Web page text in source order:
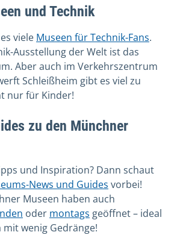
und Technik
viele Museen für Technik-Fans.
Ausstellung der Welt ist das
Aber auch im Verkehrszentrum
Schleißheim gibt es viel zu
nur für Kinder!
zu den Münchner
und Inspiration? Dann schaut
News und Guides vorbei!
Museen haben auch
oder montags geöffnet – ideal
wenig Gedränge!